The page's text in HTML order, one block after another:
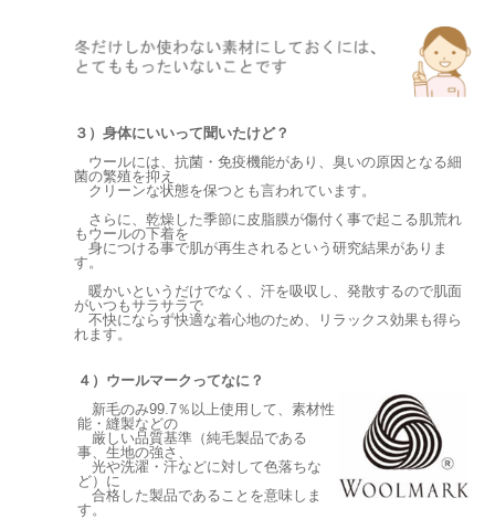
３）身体にいいって聞いたけど？
ウールには、抗菌・免疫機能があり、臭いの原因となる細
菌の繁殖を抑え
クリーンな状態を保つとも言われています。
さらに、乾燥した季節に皮脂膜が傷付く事で起こる肌荒れ
もウールの下着を
身につける事で肌が再生されるという研究結果がありま
す。
暖かいというだけでなく、汗を吸収し、発散するので肌面
がいつもサラサラで
不快にならず快適な着心地のため、リラックス効果も得ら
れます。
４）ウールマークってなに？
新毛のみ99.7％以上使用して、素材性
能・縫製などの
厳しい品質基準（純毛製品である
事、生地の強さ、
光や洗濯・汗などに対して色落ちな
ど）に
合格した製品であることを意味しま
す。